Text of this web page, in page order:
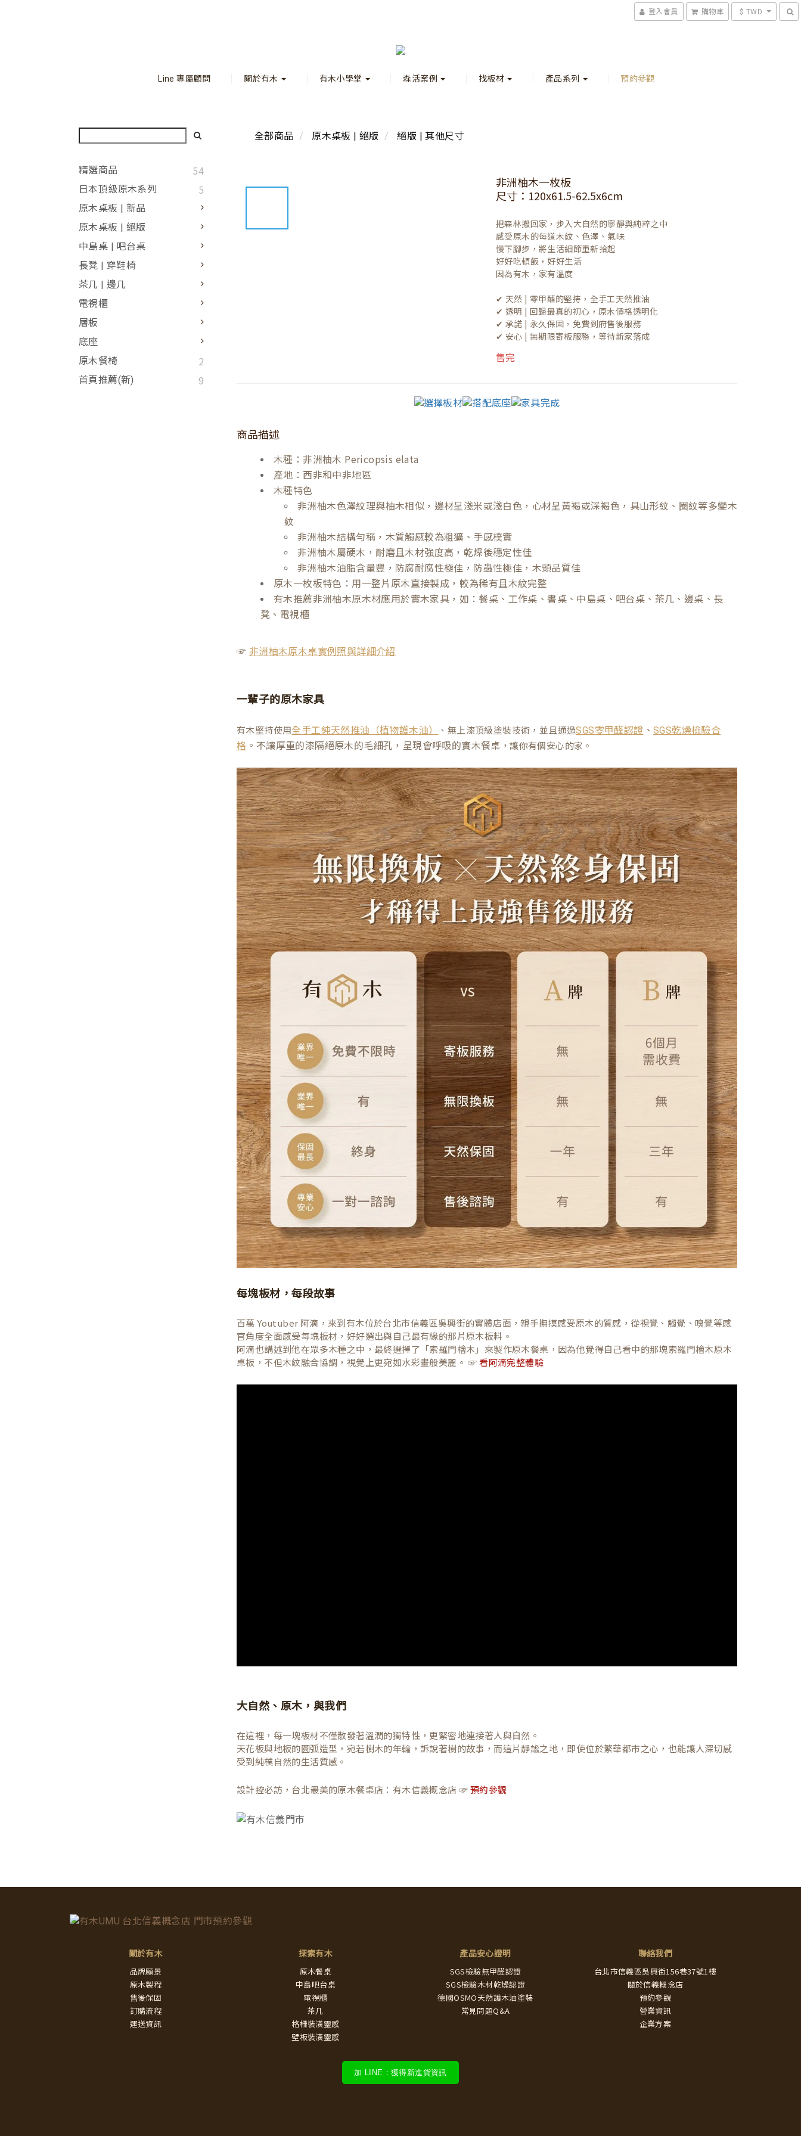
登入會員 購物車 $ TWD
Line 專屬顧問 關於有木 有木小學堂 森活案例 找板材 產品系列 預約參觀
精選商品 54
日本頂級原木系列 5
原木桌板 | 新品
原木桌板 | 絕版
中島桌 | 吧台桌
長凳 | 穿鞋椅
茶几 | 邊几
電視櫃
層板
底座
原木餐椅
2
首頁推薦(新) 9
全部商品 原木桌板 | 絕版 絕版 | 其他尺寸
非洲柚木一枚板
尺寸：120x61.5-62.5x6cm
把森林搬回家，步入大自然的寧靜與純粹之中
感受原木的每道木紋、色澤、氣味
慢下腳步，將生活細節重新拾起
好好吃頓飯，好好生活
因為有木，家有溫度
✔ 天然 | 零甲醛的堅持，全手工天然推油
✔ 透明 | 回歸最真的初心，原木價格透明化
✔ 承諾 | 永久保固，免費到府售後服務
✔ 安心 | 無期限寄板服務，等待新家落成
售完
商品描述
木種：非洲柚木 Pericopsis elata
產地：西非和中非地區
木種特色
非洲柚木色澤紋理與柚木相似，邊材呈淺米或淺白色，心材呈黃褐或深褐色，具山形紋、圈紋等多變木
紋
非洲柚木結構勻稱，木質觸感較為粗獷、手感樸實
非洲柚木屬硬木，耐磨且木材強度高，乾燥後穩定性佳
非洲柚木油脂含量豐，防腐耐腐性極佳，防蟲性極佳，木頭品質佳
原木一枚板特色：用一整片原木直接製成，較為稀有且木紋完整
有木推薦非洲柚木原木材應用於實木家具，如：餐桌、工作桌、書桌、中島桌、吧台桌、茶几、邊桌、長
凳、電視櫃
☞ 非洲柚木原木桌實例照與詳細介紹
一輩子的原木家具
有木堅持使用全手工純天然推油（植物護木油） 、無上漆頂級塗裝技術，並且通過SGS零甲醛認證 、SGS乾燥檢驗合
格 。不讓厚重的漆隔絕原木的毛細孔，呈現會呼吸的實木餐桌 ，讓你有個安心的家。
每塊板材，每段故事
百萬 Youtuber 阿滴，來到有木位於台北市信義區吳興街的實體店面，親手撫摸感受原木的質感，從視覺、觸覺、嗅覺等感
官角度全面感受每塊板材，好好選出與自己最有緣的那片原木板料。
阿滴也講述到他在眾多木種之中，最終選擇了「索羅門檜木」來製作原木餐桌，因為他覺得自己看中的那塊索羅門檜木原木
桌板，不但木紋融合協調，視覺上更宛如水彩畫般美麗。 ☞看阿滴完整體驗
大自然、原木，與我們
在這裡，每一塊板材不僅散發著溫潤的獨特性，更緊密地連接著人與自然。
天花板與地板的圓弧造型，宛若樹木的年輪，訴說著樹的故事，而這片靜謐之地，即使位於繁華都市之心，也能讓人深切感
受到純樸自然的生活質感。
設計控必訪，台北最美的原木餐桌店：有木信義概念店 ☞ 預約參觀
關於有木
品牌願景
原木製程
售後保固
訂購流程
運送資訊
探索有木
原木餐桌
中島吧台桌
電視櫃
茶几
格柵裝潢靈感
壁板裝潢靈感
產品安心證明
SGS檢驗無甲醛認證
SGS檢驗木材乾燥認證
德國OSMO天然護木油塗裝
常見問題Q&A
聯絡我們
台北市信義區吳興街156巷37號1樓
關於信義概念店
預約參觀
營業資訊
企業方案
加 LINE：獲得新進貨資訊